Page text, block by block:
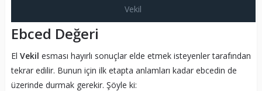
Vekil
Ebced Değeri
El Vekil esması hayırlı sonuçlar elde etmek isteyenler tarafından
tekrar edilir. Bunun için ilk etapta anlamları kadar ebcedin de
üzerinde durmak gerekir. Şöyle ki: